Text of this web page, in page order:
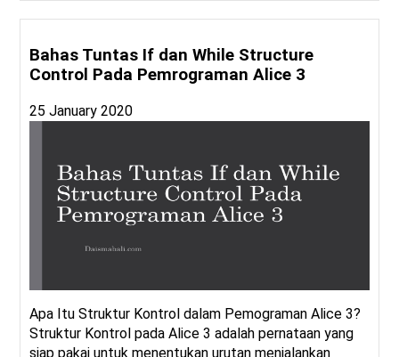
Bahas Tuntas If dan While Structure
Control Pada Pemrograman Alice 3
25 January 2020
Apa Itu Struktur Kontrol dalam Pemograman Alice 3?
Struktur Kontrol pada Alice 3 adalah pernataan yang
siap pakai untuk menentukan urutan menjalankan